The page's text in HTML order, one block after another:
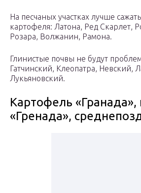
На песчаных участках лучше
картофеля: Латона, Ред Скарлет,
Розара, Волжанин, Рамона.
Глинистые почвы не будут
Гатчинский, Клеопатра, Невский,
Лукьяновский.
Картофель «Гранада»,
«Гренада»,